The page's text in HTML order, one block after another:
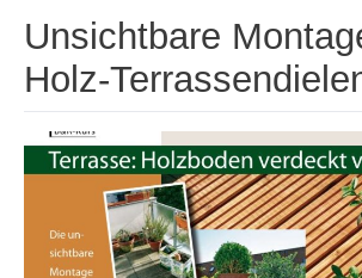
Unsichtbare
Holz-